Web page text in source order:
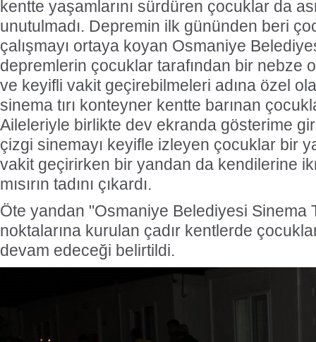
kentte yaşamlarını sürdüren çocuklar da
unutulmadı. Depremin ilk gününden beri
çalışmayı ortaya koyan Osmaniye
depremlerin çocuklar tarafından bir nebze
ve keyifli vakit geçirebilmeleri adına özel
sinema tırı konteyner kentte barınan
Aileleriyle birlikte dev ekranda gösterime
çizgi sinemayı keyifle izleyen çocuklar bir
vakit geçirirken bir yandan da kendilerine
mısırın tadını çıkardı.
Öte yandan "Osmaniye Belediyesi Sinema
noktalarına kurulan çadır kentlerde
devam edeceği belirtildi.